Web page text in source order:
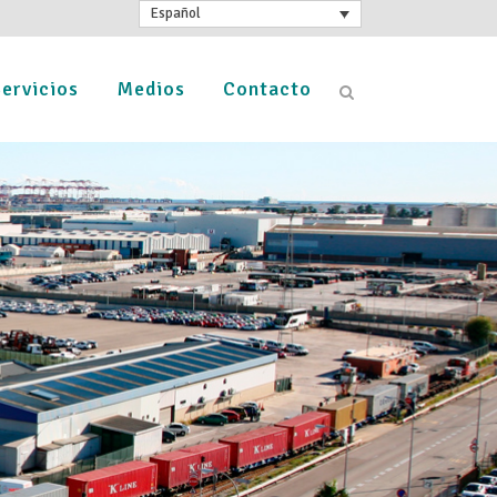
Español
Medios Contacto